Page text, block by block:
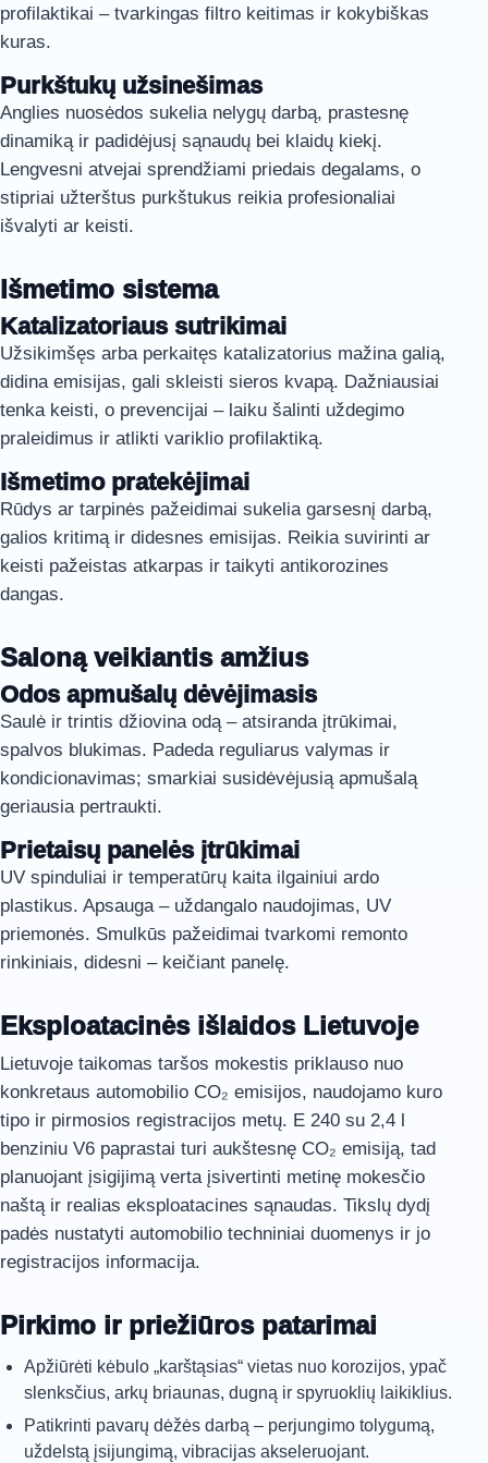
profilaktikai – tvarkingas filtro keitimas ir kokybiškas
kuras.
Purkštukų užsinešimas
Anglies nuosėdos sukelia nelygų darbą, prastesnę
dinamiką ir padidėjusį sąnaudų bei klaidų kiekį.
Lengvesni atvejai sprendžiami priedais degalams, o
stipriai užterštus purkštukus reikia profesionaliai
išvalyti ar keisti.
Išmetimo sistema
Katalizatoriaus sutrikimai
Užsikimšęs arba perkaitęs katalizatorius mažina galią,
didina emisijas, gali skleisti sieros kvapą. Dažniausiai
tenka keisti, o prevencijai – laiku šalinti uždegimo
praleidimus ir atlikti variklio profilaktiką.
Išmetimo pratekėjimai
Rūdys ar tarpinės pažeidimai sukelia garsesnį darbą,
galios kritimą ir didesnes emisijas. Reikia suvirinti ar
keisti pažeistas atkarpas ir taikyti antikorozines
dangas.
Saloną veikiantis amžius
Odos apmušalų dėvėjimasis
Saulė ir trintis džiovina odą – atsiranda įtrūkimai,
spalvos blukimas. Padeda reguliarus valymas ir
kondicionavimas; smarkiai susidėvėjusią apmušalą
geriausia pertraukti.
Prietaisų panelės įtrūkimai
UV spinduliai ir temperatūrų kaita ilgainiui ardo
plastikus. Apsauga – uždangalo naudojimas, UV
priemonės. Smulkūs pažeidimai tvarkomi remonto
rinkiniais, didesni – keičiant panelę.
Eksploatacinės išlaidos Lietuvoje
Lietuvoje taikomas taršos mokestis priklauso nuo
konkretaus automobilio CO₂ emisijos, naudojamo kuro
tipo ir pirmosios registracijos metų. E 240 su 2,4 l
benziniu V6 paprastai turi aukštesnę CO₂ emisiją, tad
planuojant įsigijimą verta įsivertinti metinę mokesčio
naštą ir realias eksploatacines sąnaudas. Tikslų dydį
padės nustatyti automobilio techniniai duomenys ir jo
registracijos informacija.
Pirkimo ir priežiūros patarimai
Apžiūrėti kėbulo „karštąsias“ vietas nuo korozijos, ypač
slenksčius, arkų briaunas, dugną ir spyruoklių laikiklius.
Patikrinti pavarų dėžės darbą – perjungimo tolygumą,
uždelstą įsijungimą, vibracijas akseleruojant.